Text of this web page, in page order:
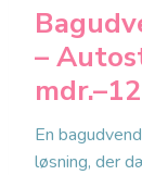
–
En
løsning, der